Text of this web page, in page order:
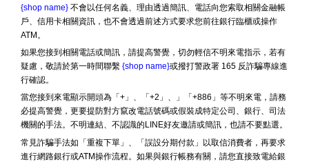
{shop name} 不會以任何名義、理由透過簡訊、電話向您索取相關金融帳
戶、信用卡相關資訊，也不會透過前述方式要求您前往銀行臨櫃或操作
ATM。
如果您接到相關電話或簡訊，請提高警覺，切勿輕信不明來電指示，若有
疑慮，敬請於第一時間聯繫 {shop name}或撥打警政署 165 反詐騙專線進
行確認。
當您接到來電顯示開頭為「+」、「+2」、」「+886」等不明來電，請務
必提高警覺，更要提防對方竄改電話號碼或假裝成特定公司、銀行、司法
機關的手法。不明連結、不認識的LINE好友邀請或簡訊，也請不要點選。
常見詐騙手法如「重複下單」、「誤設分期付款」以取信消費者，再要求
進行網路銀行或ATM操作流程。如果與銀行帳務有關，請您直接致電給銀